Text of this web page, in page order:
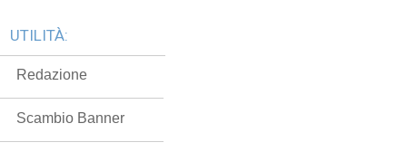
UTILITÀ:
Redazione
Scambio Banner